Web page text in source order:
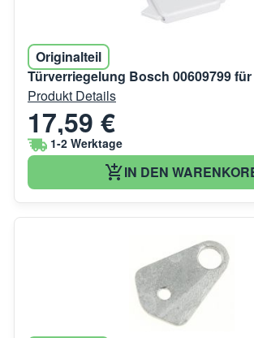
Originalteil
Türverriegelung Bosch 00609799
Produkt Details
17,59 €
1-2 Werktage
IN DEN